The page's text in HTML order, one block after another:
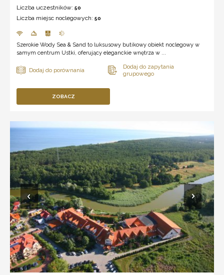
Liczba uczestników: 50
Liczba miejsc noclegowych: 50
Szerokie Wody Sea & Sand to luksusowy butikowy obiekt noclegowy w
samym centrum Ustki, oferujący eleganckie wnętrza w ...
ZOBACZ